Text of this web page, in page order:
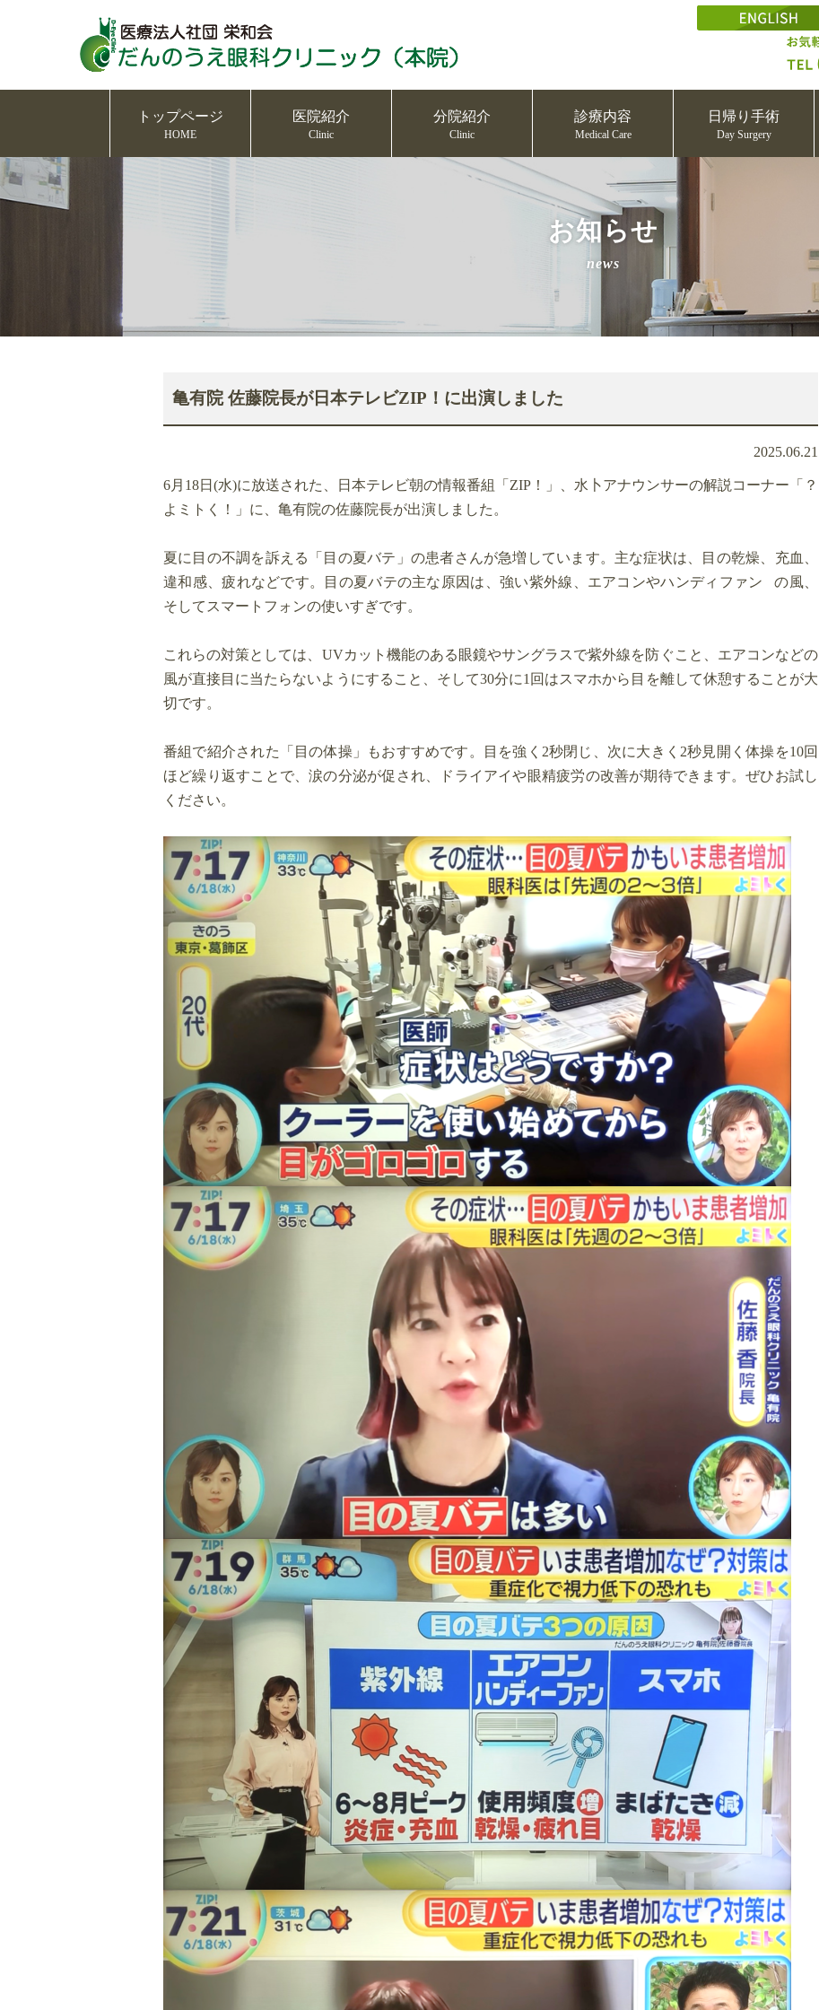
トップページ
HOME
医院紹介
Clinic
分院紹介
Clinic
診療内容
Medical Care
日帰り手術
Day Surgery
お知らせ
news
亀有院 佐藤院長が日本テレビZIP！に出演しました
2025.06.21
6月18日(水)に放送された、日本テレビ朝の情報番組「ZIP！」、水卜アナウンサーの解説コーナー「？
よミトく！」に、亀有院の佐藤院長が出演しました。
夏に目の不調を訴える「目の夏バテ」の患者さんが急増しています。主な症状は、目の乾燥、充血、
違和感、疲れなどです。目の夏バテの主な原因は、強い紫外線、エアコンやハンディファン の風、
そしてスマートフォンの使いすぎです。
これらの対策としては、UVカット機能のある眼鏡やサングラスで紫外線を防ぐこと、エアコンなどの
風が直接目に当たらないようにすること、そして30分に1回はスマホから目を離して休憩することが大
切です。
番組で紹介された「目の体操」もおすすめです。目を強く2秒閉じ、次に大きく2秒見開く体操を10回
ほど繰り返すことで、涙の分泌が促され、ドライアイや眼精疲労の改善が期待できます。ぜひお試し
ください。